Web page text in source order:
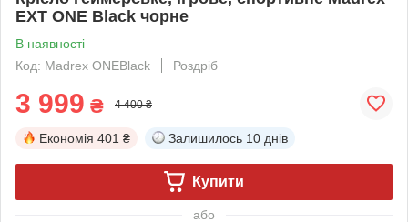
EXT ONE Black чорне
В наявності
Код: Madrex ONEBlack
Роздріб
3 999 ₴ 4 400 ₴
Економія 401 ₴ Залишилось 10 днів
Купити
або